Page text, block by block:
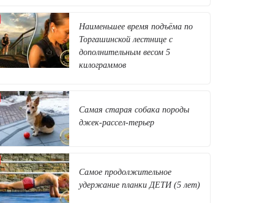
Наименьшее время подъёма по
Торгашинской лестнице с
дополнительным весом 5
килограммов
Самая старая собака породы
джек-рассел-терьер
Самое продолжительное
удержание планки ДЕТИ (5 лет)